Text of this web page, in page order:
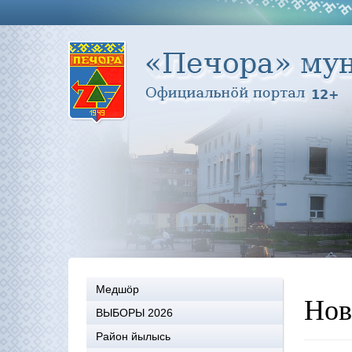
Медшöр
ВЫБОРЫ 2026
Район йылысь